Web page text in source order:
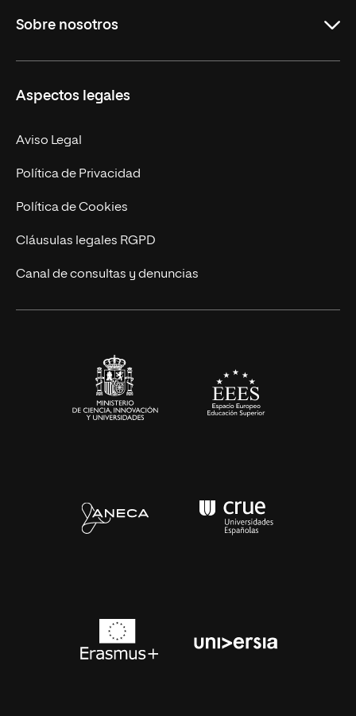
Másteres Oficiales
Doctorados
Experto Universitario
Postgrados
Cursos Universitarios
Sobre nosotros
Facultades
Nuestro Equipo
Trabaja en UNIR
Actualidad
UNIR Revista
Eventos
Aspectos legales
Aviso Legal
Política de Privacidad
Política de Cookies
Cláusulas legales RGPD
Canal de consultas y denuncias